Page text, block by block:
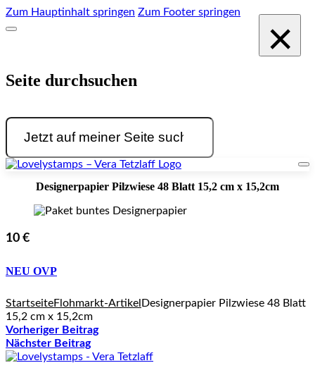
Zum Hauptinhalt springen Zum Footer springen
Seite durchsuchen
Suchen
×
Designerpapier Pilzwiese 48 Blatt 15,2 cm x 15,2cm
10 €
NEU OVP
StartseiteFlohmarkt-Artikel Designerpapier Pilzwiese 48 Blatt
15,2 cm x 15,2cm
Vorheriger Beitrag
Nächster Beitrag